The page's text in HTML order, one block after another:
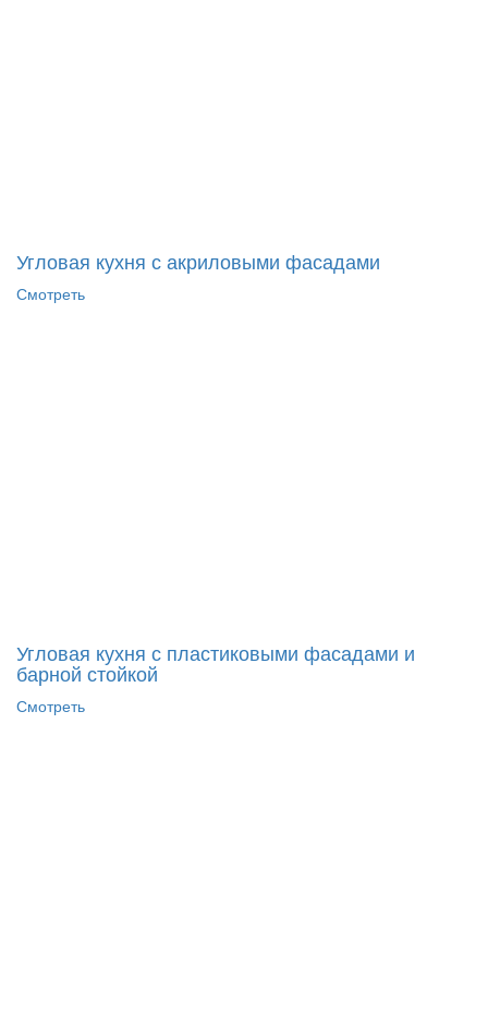
Угловая кухня с акриловыми фасадами
Смотреть
Угловая кухня с пластиковыми фасадами и
барной стойкой
Смотреть